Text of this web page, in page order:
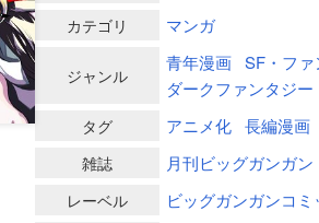
カテゴリ マンガ
ジャンル
青年漫画 SF・フ
ダークファンタジー
タグ アニメ化 長編漫画
雑誌 月刊ビッグガンガン
レーベル ビッグガンガンコミ